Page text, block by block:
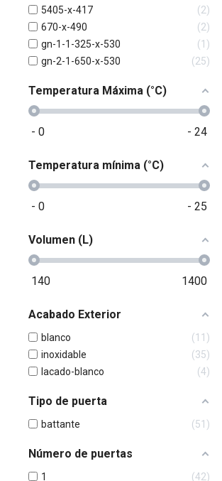
5405-x-417
2
670-x-490
2
gn-1-1-325-x-530
1
gn-2-1-650-x-530
25
Temperatura Máxima (°C)
- 0 - 24
Temperatura mínima (°C)
- 0 - 25
Volumen (L)
140 1400
Acabado Exterior
blanco
11
inoxidable
35
lacado-blanco
4
Tipo de puerta
battante 51
Número de puertas
1
42